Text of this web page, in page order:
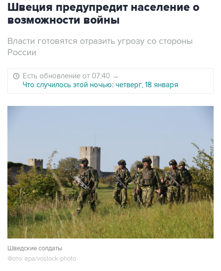
Швеция предупредит население о
возможности войны
Власти готовятся отразить угрозу со стороны
России
Есть обновление от 07:40 →
Что случилось этой ночью: четверг, 18 января
Шведские солдаты
Фото: epa/vostock-photo